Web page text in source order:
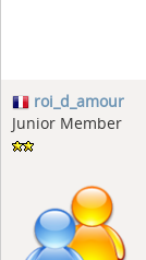
roi_d_amour
Junior Member